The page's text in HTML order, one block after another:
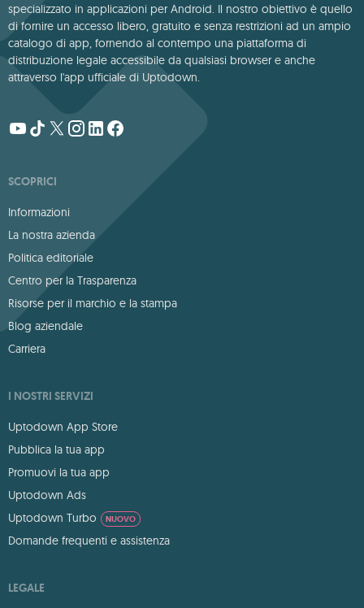
specializzato in applicazioni per Android. Il nostro obiettivo è quello
di fornire un accesso libero, gratuito e senza restrizioni ad un ampio
catalogo di app, fornendo al contempo una piattaforma di
distribuzione legale accessibile da qualsiasi browser e anche
attraverso l'app ufficiale di Uptodown.
SCOPRICI
Informazioni
La nostra azienda
Politica editoriale
Centro per la Trasparenza
Risorse per il marchio e la stampa
Blog aziendale
Carriera
I NOSTRI SERVIZI
Uptodown App Store
Pubblica la tua app
Promuovi la tua app
Uptodown Ads
Uptodown Turbo
NUOVO
Domande frequenti e assistenza
LEGALE